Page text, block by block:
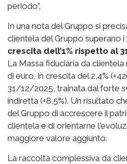
periodo”.
In una nota del Gruppo si
clientela del Gruppo superano i
crescita dell’1% rispetto al
La Massa fiduciaria da clientela
di euro, in crescita del 2,4%
31/12/2025, trainata dal forte
indiretta (+8,5%). Un risultato
del Gruppo di accrescere il
clientela e di orientarne
maggiore valore aggiunto.
La raccolta complessiva da